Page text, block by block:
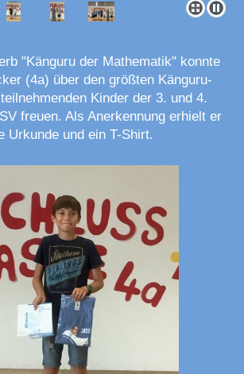
"Känguru der Mathematik" konnte
(4a) über den größten Känguru-
Kinder der 3. und 4.
freuen. Als Anerkennung erhielt er
Urkunde und ein T-Shirt.